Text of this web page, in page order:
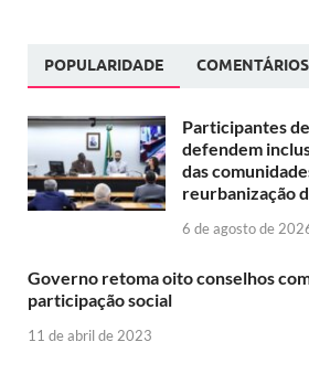
POPULARIDADE COMENTÁRIOS
Participantes
defendem
das
reurbanização
6 de agosto de
Governo retoma oito conselhos
participação social
11 de abril de 2023